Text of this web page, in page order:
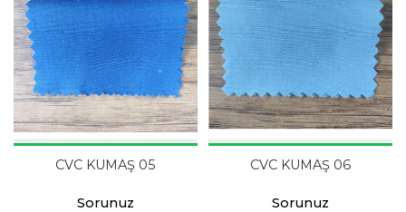
CVC KUMAŞ 05
Sorunuz
CVC KUMAŞ 06
Sorunuz